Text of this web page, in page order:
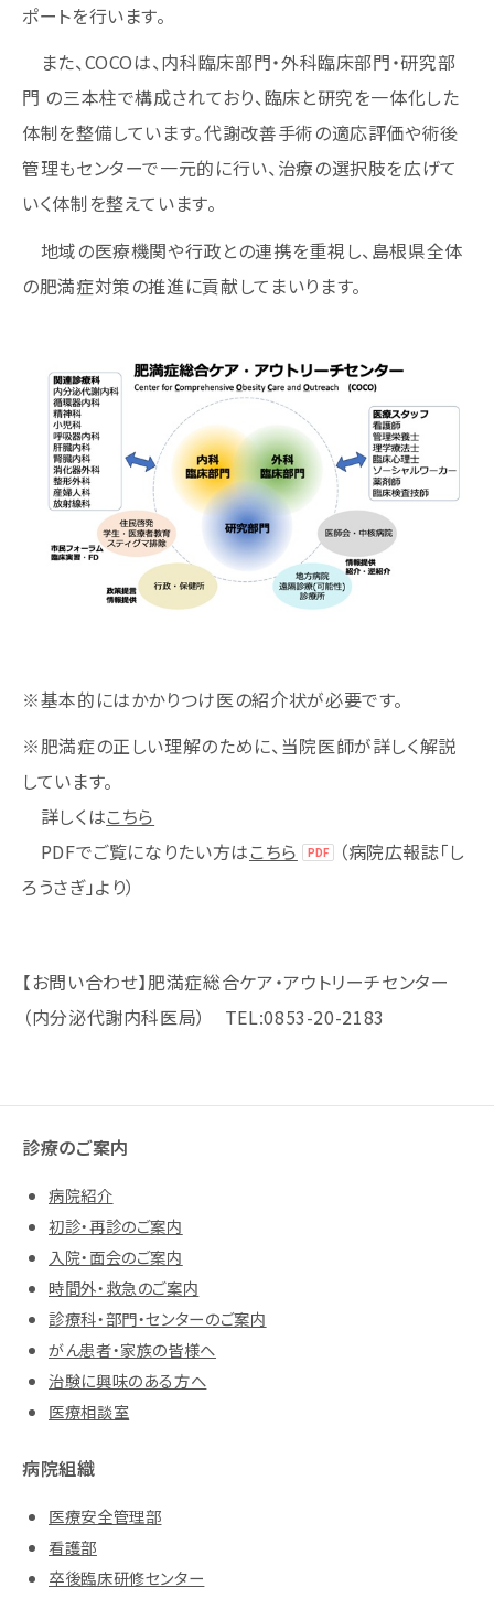
ポートを行います。
また、COCOは、内科臨床部門・外科臨床部門・研究部
門 の三本柱で構成されており、臨床と研究を一体化した
体制を整備しています。代謝改善手術の適応評価や術後
管理もセンターで一元的に行い、治療の選択肢を広げて
いく体制を整えています。
地域の医療機関や行政との連携を重視し、島根県全体
の肥満症対策の推進に貢献してまいります。
※基本的にはかかりつけ医の紹介状が必要です。
※肥満症の正しい理解のために、当院医師が詳しく解説
しています。
詳しくはこちら
PDFでご覧になりたい方はこちら
（病院広報誌「し
ろうさぎ」より）
【お問い合わせ】肥満症総合ケア・アウトリーチセンター
（内分泌代謝内科医局） TEL:0853-20-2183
診療のご案内
病院紹介
初診・再診のご案内
入院・面会のご案内
時間外・救急のご案内
診療科・部門・センターのご案内
がん患者・家族の皆様へ
治験に興味のある方へ
医療相談室
病院組織
医療安全管理部
看護部
卒後臨床研修センター